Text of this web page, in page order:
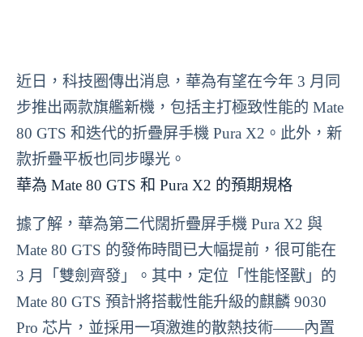
近日，科技圈傳出消息，華為有望在今年 3 月同
步推出兩款旗艦新機，包括主打極致性能的 Mate
80 GTS 和迭代的折疊屏手機 Pura X2。此外，新
款折疊平板也同步曝光。
華為 Mate 80 GTS 和 Pura X2 的預期規格
據了解，華為第二代闊折疊屏手機 Pura X2 與
Mate 80 GTS 的發佈時間已大幅提前，很可能在
3 月「雙劍齊發」。其中，定位「性能怪獸」的
Mate 80 GTS 預計將搭載性能升級的麒麟 9030
Pro 芯片，並採用一項激進的散熱技術——內置